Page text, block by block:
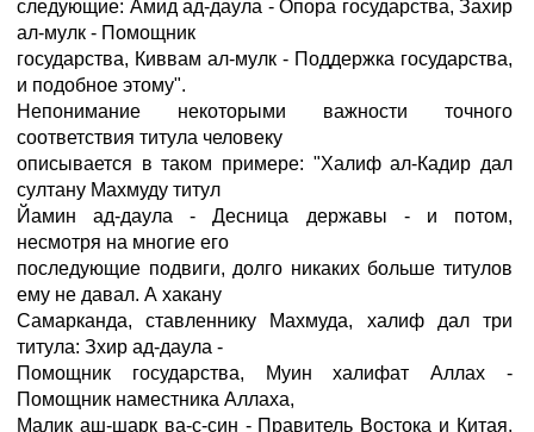
следующие: Амид ад-даула - Опора государства, Захир
ал-мулк - Помощник
государства, Киввам ал-мулк - Поддержка государства,
и подобное этому".
Непонимание некоторыми важности точного
соответствия титула человеку
описывается в таком примере: "Халиф ал-Кадир дал
султану Махмуду титул
Йамин ад-даула - Десница державы - и потом,
несмотря на многие его
последующие подвиги, долго никаких больше титулов
ему не давал. А хакану
Самарканда, ставленнику Махмуда, халиф дал три
титула: Зхир ад-даула -
Помощник государства, Муин халифат Аллах -
Помощник наместника Аллаха,
Малик аш-шарк ва-с-син - Правитель Востока и Китая.